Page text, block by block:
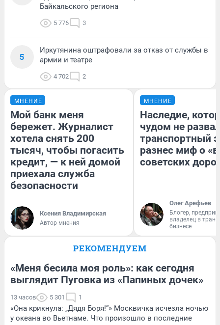
Байкальского региона
5 776 3
5
Иркутянина оштрафовали за отказ от службы в
армии и театре
4 702 2
МНЕНИЕ
Мой банк меня
бережет. Журналист
хотела снять 200
тысяч, чтобы погасить
кредит, — к ней домой
приехала служба
безопасности
Ксения Владимирская
Автор мнения
МНЕНИЕ
Наследие,
чудом не
транспортный
разнес миф о
советских
Олег Арефьев
Блогер,
владелец в
бизнесе
РЕКОМЕНДУЕМ
«Меня бесила моя роль»: как сегодня
выглядит Пуговка из «Папиных дочек»
13 часов 5 301 1
«Она крикнула: „Дядя Боря!“» Москвичка исчезла ночью
у океана во Вьетнаме. Что произошло в последние